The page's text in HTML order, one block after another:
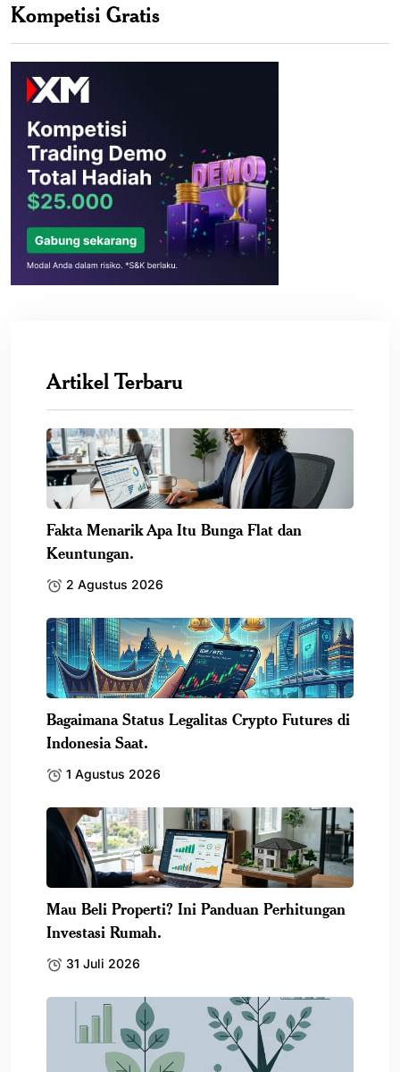
Kompetisi Gratis
Artikel Terbaru
Fakta Menarik Apa Itu Bunga Flat dan
Keuntungan.
2 Agustus 2026
Bagaimana Status Legalitas Crypto Futures di
Indonesia Saat.
1 Agustus 2026
Mau Beli Properti? Ini Panduan Perhitungan
Investasi Rumah.
31 Juli 2026